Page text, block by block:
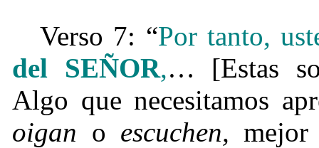
Verso 7: “Por tanto,
del SEÑOR,… [Estas
Algo que necesitamos
oigan o escuchen,